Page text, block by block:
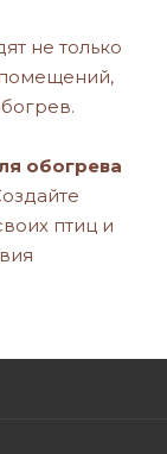
не только
помещений,
обогрева
птиц и